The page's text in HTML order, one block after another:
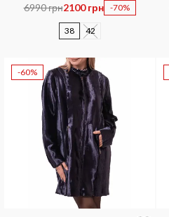
6990 грн2100 грн -70%
38 42
-60%